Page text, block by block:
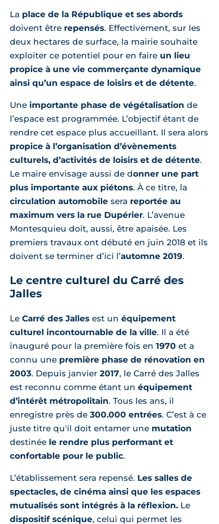
La place de la République et ses abords
doivent être repensés. Effectivement, sur les
deux hectares de surface, la mairie souhaite
exploiter ce potentiel pour en faire un lieu
propice à une vie commerçante dynamique
ainsi qu’un espace de loisirs et de détente.
Une importante phase de végétalisation de
l’espace est programmée. L’objectif étant de
rendre cet espace plus accueillant. Il sera alors
propice à l’organisation d’évènements
culturels, d’activités de loisirs et de détente.
Le maire envisage aussi de donner une part
plus importante aux piétons. À ce titre, la
circulation automobile sera reportée au
maximum vers la rue Dupérier. L’avenue
Montesquieu doit, aussi, être apaisée. Les
premiers travaux ont débuté en juin 2018 et ils
doivent se terminer d’ici l’automne 2019.
Le centre culturel du Carré des
Jalles
Le Carré des Jalles est un équipement
culturel incontournable de la ville. Il a été
inauguré pour la première fois en 1970 et a
connu une première phase de rénovation en
2003. Depuis janvier 2017, le Carré des Jalles
est reconnu comme étant un équipement
d’intérêt métropolitain. Tous les ans, il
enregistre près de 300.000 entrées. C’est à ce
juste titre qu'il doit entamer une mutation
destinée le rendre plus performant et
confortable pour le public.
L’établissement sera repensé. Les salles de
spectacles, de cinéma ainsi que les espaces
mutualisés sont intégrés à la réflexion. Le
dispositif scénique, celui qui permet les